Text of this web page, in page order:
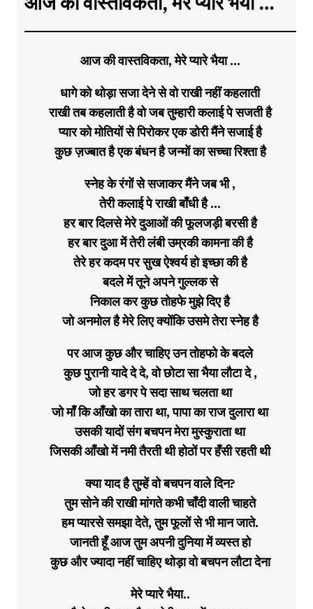
आज की वास्तविकता, मेरे प्यारे भैया …
धागे को थोड़ा सजा देने से वो राखी नहीं कहलाती
राखी तब कहलाती है वो जब तुम्हारी कलाई पे सजती है
प्यार को मोतियों से पिरोकर एक डोरी मैंने सजाई है
कुछ ज़ज्बात है एक बंधन है जन्मों का सच्चा रिश्ता है
स्नेह के रंगों से सजाकर मैंने जब भी ,
तेरी कलाई पे राखी बाँधी है …
हर बार दिलसे मेरे दुआओं की फूलजड़ी बरसी है
हर बार दुआ में तेरी लंबी उम्रकी कामना की है
तेरे हर कदम पर सुख ऐश्वर्य हो इच्छा की है
बदले में तूने अपने गुल्लक से
निकाल कर कुछ तोहफे मुझे दिए है
जो अनमोल है मेरे लिए क्योंकि उसमे तेरा स्नेह है
पर आज कुछ और चाहिए उन तोहफो के बदले
कुछ पुरानी यादे दे दे, वो छोटा सा भैया लौटा दे ,
जो हर डगर पे सदा साथ चलता था
जो माँ कि आँखो का तारा था, पापा का राज दुलारा था
उसकी यादों संग बचपन मेरा मुस्कुराता था
जिसकी आँखो में नमी तैरती थी होठों पर हँसी रहती थी
क्या याद है तुम्हें वो बचपन वाले दिन?
तुम सोने की राखी मांगते कभी चाँदी वाली चाहते
हम प्यारसे समझा देते, तुम फूलों से भी मान जाते.
जानती हूँ आज तुम अपनी दुनिया में व्यस्त हो
कुछ और ज्यादा नहीं चाहिए थोड़ा वो बचपन लौटा देना
मेरे प्यारे भैया..